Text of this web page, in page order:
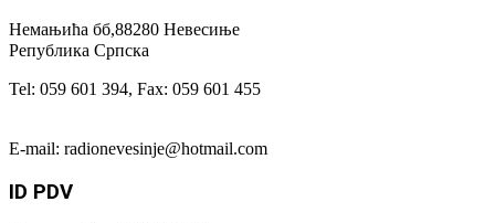
Немањића бб,88280 Невесиње
Република Српска
Tel: 059 601 394, Fax: 059 601 455
E-mail: radionevesinje@hotmail.com
ID PDV